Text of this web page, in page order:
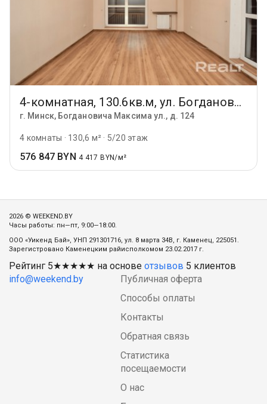
4-комнатная, 130.6кв.м, ул. Богдановича 124
г. Минск, Богдановича Максима ул., д. 124
4 комнаты · 130,6 м² · 5/20 этаж
576 847 BYN 4 417 BYN/м²
2026 © WEEKEND.BY
Часы работы: пн—пт, 9:00—18:00.
ООО «Уикенд Бай», УНП 291301716, ул. 8 марта 34В, г. Каменец, 225051.
Зарегистровано Каменецким райисполкомом 23.02.2017 г.
Рейтинг 5★★★★★ на основе отзывов 5 клиентов
info@weekend.by
Публичная оферта
Способы оплаты
Контакты
Обратная связь
Статистика
посещаемости
О нас